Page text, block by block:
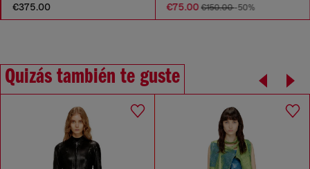
€375.00 €75.00€150.00-50%
Quizás también te guste